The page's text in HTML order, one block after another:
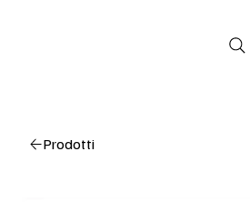
Prodotti